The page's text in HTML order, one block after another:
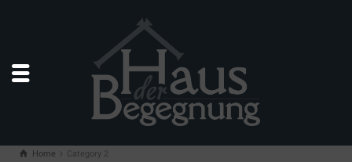
Home Category 2